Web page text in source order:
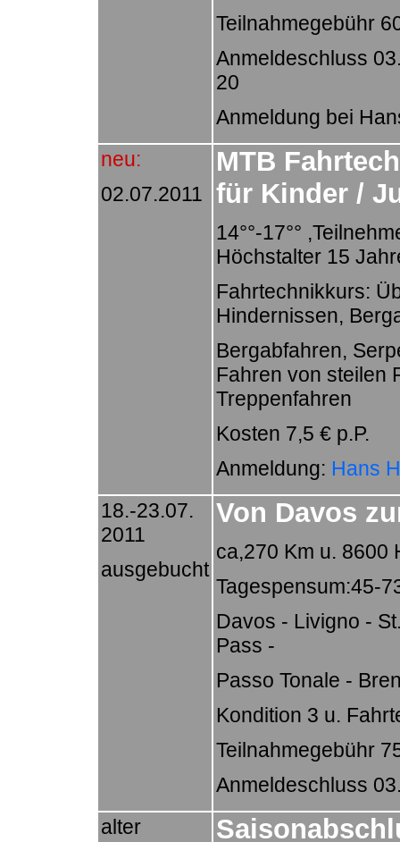
Teilnahmegebühr
Anmeldeschluss
Anmeldung bei
neu:
02.07.2011
MTB
für Kinder /
14°°-17°°
Höchstalter 15
Fahrtechnikkurs:
Hindernissen,
Bergabfahren,
Fahren von steilen
Treppenfahren
Kosten 7,5 € p.P.
Anmeldung: Hans
18.-23.07.
2011
ausgebucht
Von Davos
ca,270 Km u. 8600
Tagespensum:45-
Davos - Livigno -
Pass -
Passo Tonale -
Kondition 3 u.
Teilnahmegebühr
Anmeldeschluss
alter